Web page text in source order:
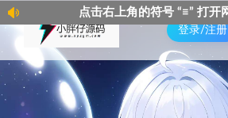
点击右上角的符号 “≡” 打开网站菜单
登录/注册